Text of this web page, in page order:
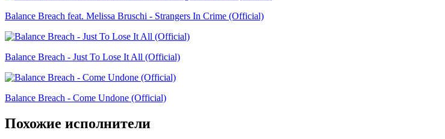
Balance Breach feat. Melissa Bruschi - Strangers In Crime (Official)
Balance Breach - Just To Lose It All (Official)
Balance Breach - Come Undone (Official)
Похожие исполнители